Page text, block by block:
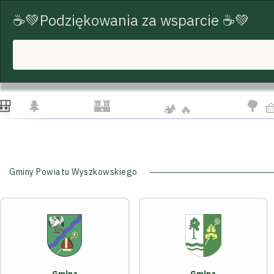
START TRASY ROWEROWE TURYSTYKA
☁️ 🦅
🌲 🏰 🏕️ 🔥 🌳
Gminy Powiatu Wyszkowskiego
☕💚Podziękowania za wsparcie ☕💚